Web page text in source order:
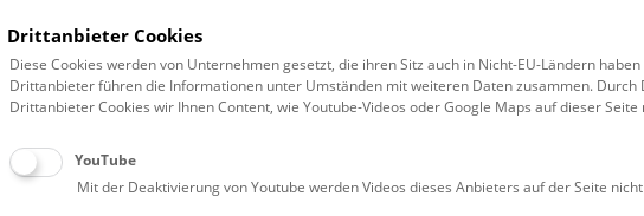
Erwachsene (0)
Familien (0)
Führungen &
Kulinarik &
Drittanbieter Cookies
Diese Cookies werden von Unternehmen gesetzt, die ihren Sitz auch in Nicht-EU-Ländern haben
Drittanbieter führen die Informationen unter Umständen mit weiteren Daten zusammen. Durch
Drittanbieter Cookies wir Ihnen Content, wie Youtube-Videos oder Google Maps auf dieser
YouTube
Mit der Deaktivierung von Youtube werden Videos dieses Anbieters auf der Seite